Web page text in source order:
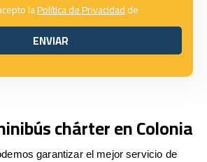
laPolítica de Privacidadde
ENVIAR
ENVIAR
chárter en Colonia
garantizar el mejor servicio de